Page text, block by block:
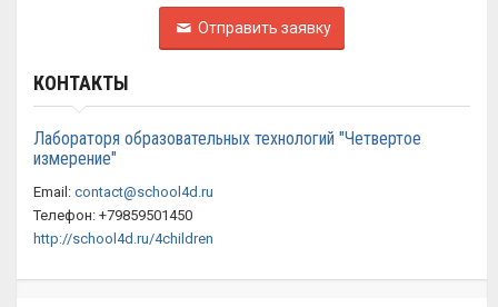
Отправить заявку
КОНТАКТЫ
Лабораторя образовательных технологий "Четвертое
измерение"
Email: contact@school4d.ru
Телефон: +79859501450
http://school4d.ru/4children